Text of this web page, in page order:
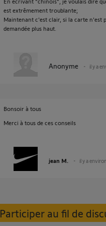
est extrêmement troublante;
Maintenant c'est clair, si la carte n'est
demandée plus haut.
Anonyme il y a
Bonsoir à tous
Merci à tous de ces conseils
jean M. il y a
Participer au fil de